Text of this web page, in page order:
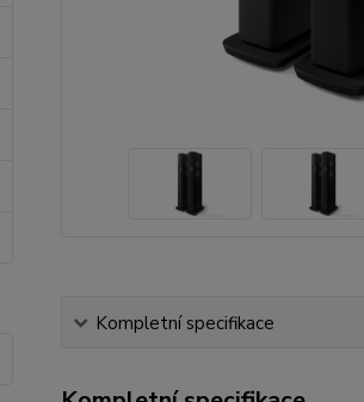
Kompletní specifikace